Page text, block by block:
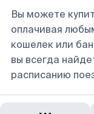
Вы можете
оплачивая
кошелек или
вы всегда
расписанию